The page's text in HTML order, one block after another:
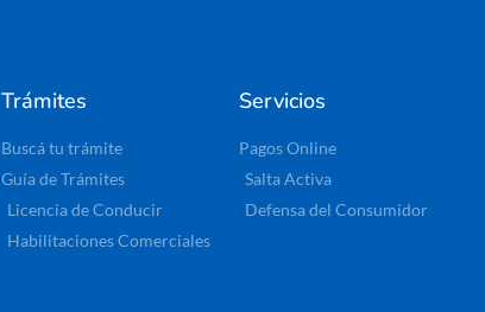
Trámites
Buscá tu trámite
Guía de Trámites
Licencia de Conducir
Habilitaciones Comerciales
Servicios
Pagos Online
Salta Activa
Defensa del Consumidor